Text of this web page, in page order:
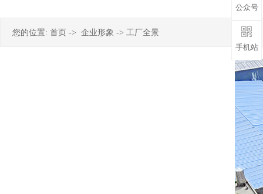
您的位置: 首页 -> 企业形象 -> 工厂全景
公众号
手机站